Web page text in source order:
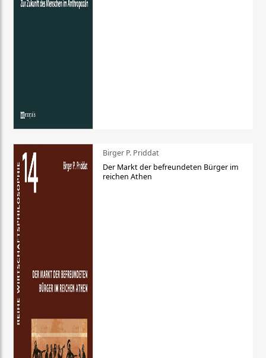
Birger P. Priddat
Der Markt der befreundeten Bürger im
reichen Athen